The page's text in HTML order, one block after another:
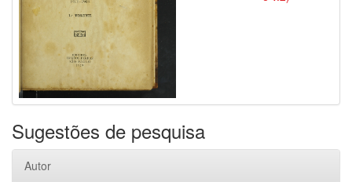
Sugestões de pesquisa
Autor